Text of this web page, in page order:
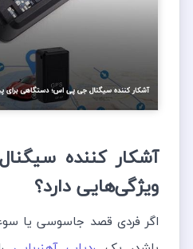
آشکار کننده
ویژگی‌هایی دارد؟
اگر فردی قصد جاسوسی یا